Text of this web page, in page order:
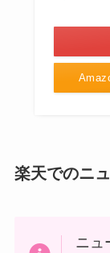
楽天でのニ
ニュ